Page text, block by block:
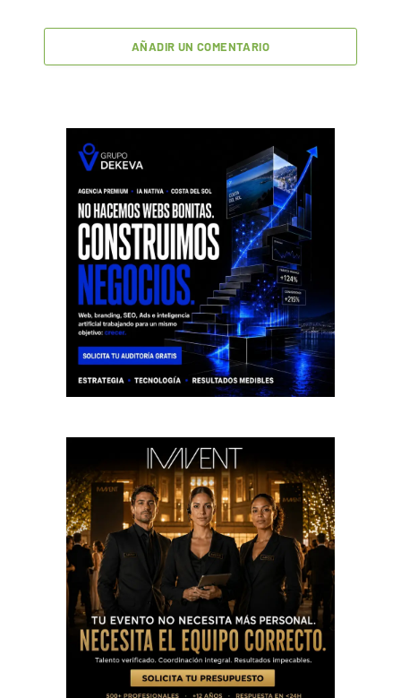
AÑADIR UN COMENTARIO